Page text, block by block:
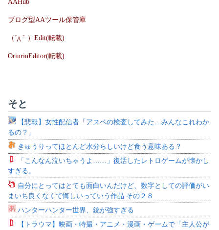
AAHub
ブログ型AAツール保管庫
（´д｀）Edit(転載)
OrinrinEditor(転載)
そと
【悲報】女性配信者「アスペの検査してみた…みんなこれわか
るの？」
きゅうりってほとんど水分らしいけど食う意味ある？
「こんなん泣いちゃうよ……」復活したレトロゲームが懐かし
すぎる。
自分にとってはとても面白いんだけど、数字としての評価がい
まいち良くなくて悔しいっていう作品 その２８
ハンターハンター世界、銃が強すぎる
【トラウマ】映画・特撮・アニメ・漫画・ゲームで「主人公が